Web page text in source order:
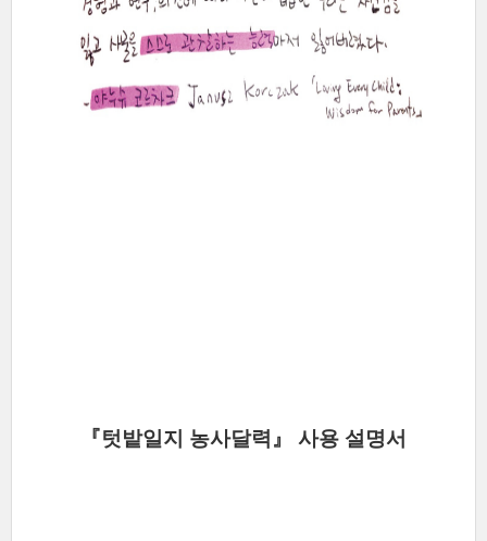
『텃밭일지 농사달력』 사용 설명서